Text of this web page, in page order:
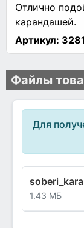
Отлично
карандашей.
Артикул: 3281
Файлы
Для
1.43 МБ